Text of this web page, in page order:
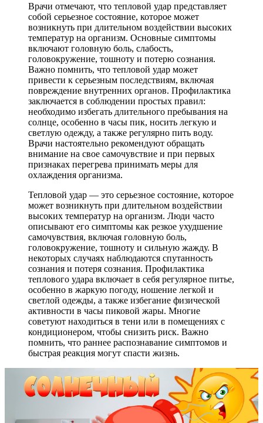
Врачи отмечают, что тепловой удар представляет
собой серьезное состояние, которое может
возникнуть при длительном воздействии высоких
температур на организм. Основные симптомы
включают головную боль, слабость,
головокружение, тошноту и потерю сознания.
Важно помнить, что тепловой удар может
привести к серьезным последствиям, включая
повреждение внутренних органов. Профилактика
заключается в соблюдении простых правил:
необходимо избегать длительного пребывания на
солнце, особенно в часы пик, носить легкую и
светлую одежду, а также регулярно пить воду.
Врачи настоятельно рекомендуют обращать
внимание на свое самочувствие и при первых
признаках перегрева принимать меры для
охлаждения организма.
Тепловой удар — это серьезное состояние, которое
может возникнуть при длительном воздействии
высоких температур на организм. Люди часто
описывают его симптомы как резкое ухудшение
самочувствия, включая головную боль,
головокружение, тошноту и сильную жажду. В
некоторых случаях наблюдаются спутанность
сознания и потеря сознания. Профилактика
теплового удара включает в себя регулярное питье,
особенно в жаркую погоду, ношение легкой и
светлой одежды, а также избегание физической
активности в часы пиковой жары. Многие
советуют находиться в тени или в помещениях с
кондиционером, чтобы снизить риск. Важно
помнить, что раннее распознавание симптомов и
быстрая реакция могут спасти жизнь.